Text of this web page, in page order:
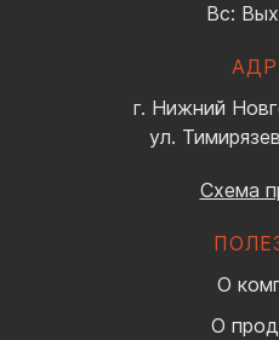
Вс:
г. Нижний
ул.
Схема
О
О